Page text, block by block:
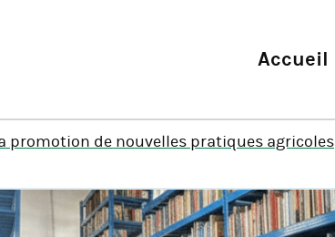
Accueil
promotion de nouvelles pratiques agricoles